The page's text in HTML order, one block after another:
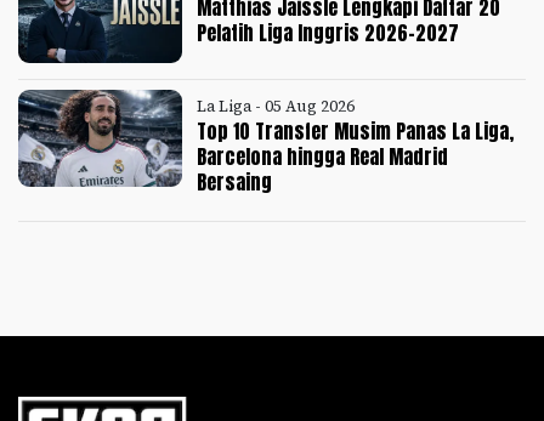
Matthias Jaissle Lengkapi Daftar 20
Pelatih Liga Inggris 2026-2027
La Liga - 05 Aug 2026
Top 10 Transfer Musim Panas La Liga,
Barcelona hingga Real Madrid
Bersaing